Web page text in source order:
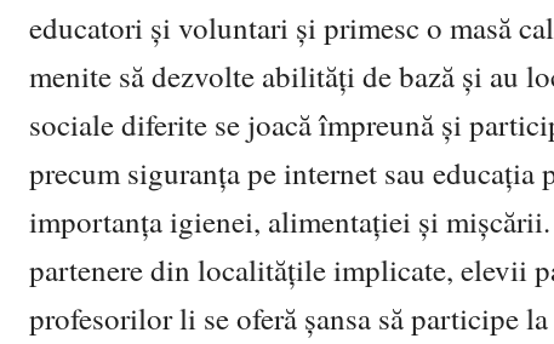
educatori și voluntari și primesc o masă
menite să dezvolte abilități de bază și au
sociale diferite se joacă împreună și
precum siguranța pe internet sau
importanța igienei, alimentației și
partenere din localitățile implicate, elevii
profesorilor li se oferă șansa să participe